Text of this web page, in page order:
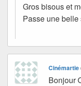
Gros bisous et
Passe une belle
Cinémartie
Bonjour